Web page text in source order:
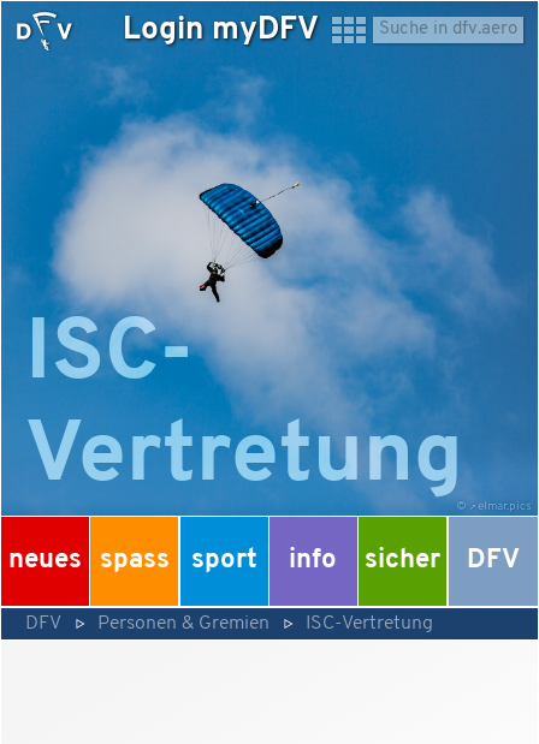
Login myDFV
ISC-
Vertretung
© elmar.pics
neues spass sport info sicher DFV
DFV Personen & Gremien ISC-Vertretung